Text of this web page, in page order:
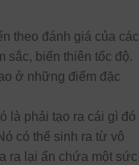
theo đánh giá của các
sắc, biến thiên tốc độ.
ở những điểm đặc
là phải tạo ra cái gì đó
có thể sinh ra từ vô
ra lại ẩn chứa một sức